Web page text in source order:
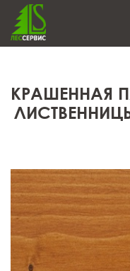
КРАШЕННАЯ